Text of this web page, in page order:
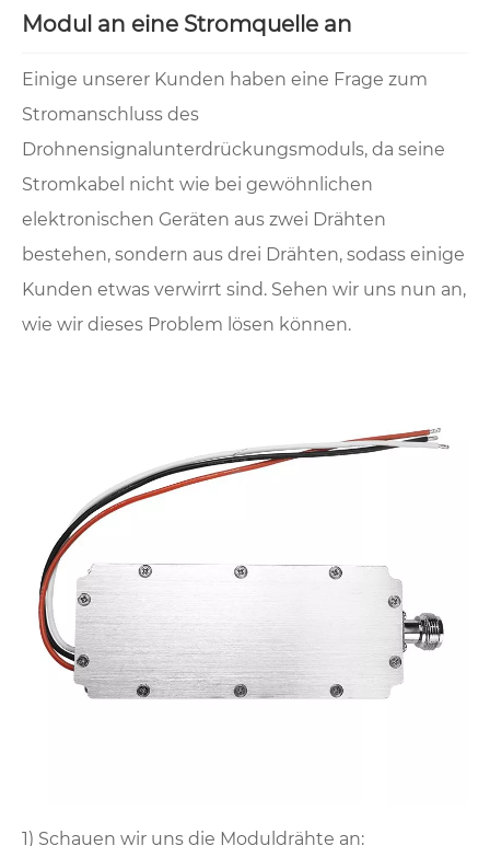
Modul an eine Stromquelle an
Einige unserer Kunden haben eine Frage zum
Stromanschluss des
Drohnensignalunterdrückungsmoduls, da seine
Stromkabel nicht wie bei gewöhnlichen
elektronischen Geräten aus zwei Drähten
bestehen, sondern aus drei Drähten, sodass einige
Kunden etwas verwirrt sind. Sehen wir uns nun an,
wie wir dieses Problem lösen können.
1) Schauen wir uns die Moduldrähte an: